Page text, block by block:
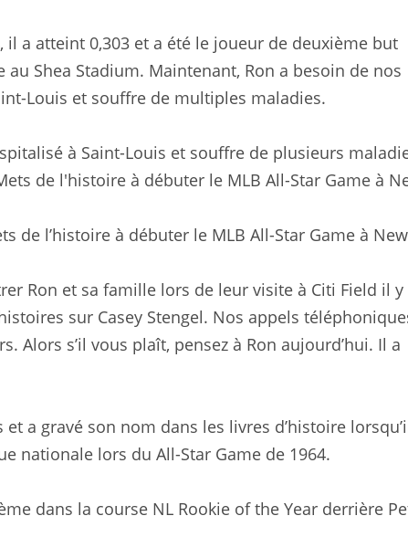
il a atteint 0,303 et a été le joueur de deuxième but
Shea Stadium. Maintenant, Ron a besoin de nos
Louis et souffre de multiples maladies.
à Saint-Louis et souffre de plusieurs
de l’histoire à débuter le MLB All-Star Game à New
Ron et sa famille lors de leur visite à Citi Field il y
sur Casey Stengel. Nos appels
Alors s’il vous plaît, pensez à Ron aujourd’hui. Il a
a gravé son nom dans les livres d’histoire
nationale lors du All-Star Game de 1964.
dans la course NL Rookie of the Year derrière